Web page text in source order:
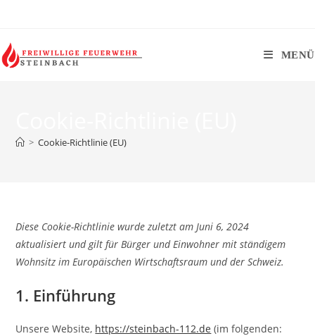
MENÜ
> Cookie-Richtlinie (EU)
Diese Cookie-Richtlinie wurde zuletzt am Juni 6, 2024
aktualisiert und gilt für Bürger und Einwohner mit ständigem
Wohnsitz im Europäischen Wirtschaftsraum und der Schweiz.
1. Einführung
Unsere Website, https://steinbach-112.de (im folgenden: